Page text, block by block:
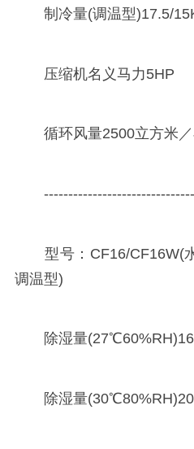
制冷量(调温型)17.5/
压缩机名义马力5HP
循环风量2500立方米／
型号：CF16/CF16W(
调温型)
除湿量
除湿量